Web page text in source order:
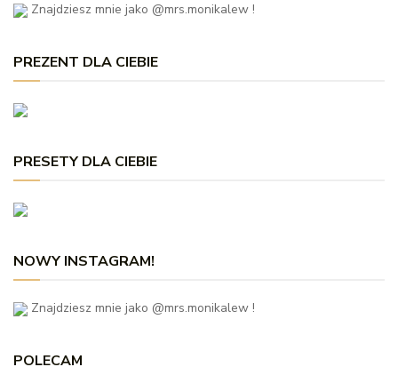
Znajdziesz mnie jako @mrs.monikalew !
PREZENT DLA CIEBIE
PRESETY DLA CIEBIE
NOWY INSTAGRAM!
Znajdziesz mnie jako @mrs.monikalew !
POLECAM